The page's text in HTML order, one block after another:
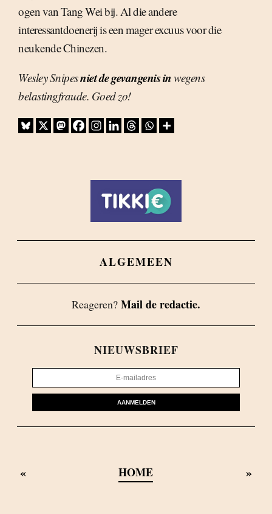
ogen van Tang Wei bij. Al die andere
interessantdoenerij is een mager excuus voor die
neukende Chinezen.
Wesley Snipesniet de gevangenis inwegens
belastingfraude. Goed zo!
ALGEMEEN
Reageren? Mail de redactie.
NIEUWSBRIEF
AANMELDEN
« HOME »